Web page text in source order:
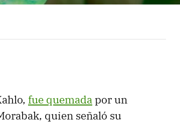
fue quemadapor un
quien señaló su